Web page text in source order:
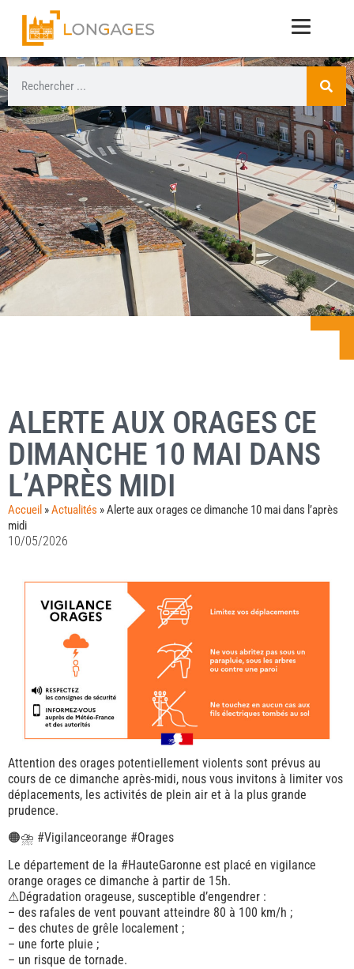
ALERTE AUX ORAGES CE
DIMANCHE 10 MAI DANS
L’APRÈS MIDI
Accueil »Actualités »Alerte aux orages ce dimanche 10 mai dans l’après
midi
10/05/2026
Attention des orages potentiellement violents sont prévus au
cours de ce dimanche après-midi, nous vous invitons à limiter vos
déplacements, les activités de plein air et à la plus grande
prudence.
🟠⛈️ #Vigilanceorange #Orages
Le département de la #HauteGaronne est placé en vigilance
orange orages ce dimanche à partir de 15h.
⚠Dégradation orageuse, susceptible d’engendrer :
– des rafales de vent pouvant atteindre 80 à 100 km/h ;
– des chutes de grêle localement ;
– une forte pluie ;
– un risque de tornade.